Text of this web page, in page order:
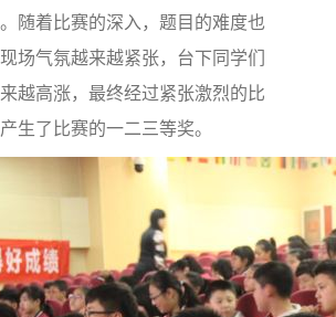
随着比赛的深入，题目的难度也
场气氛越来越紧张，台下同学们
越高涨，最终经过紧张激烈的比
生了比赛的一二三等奖。